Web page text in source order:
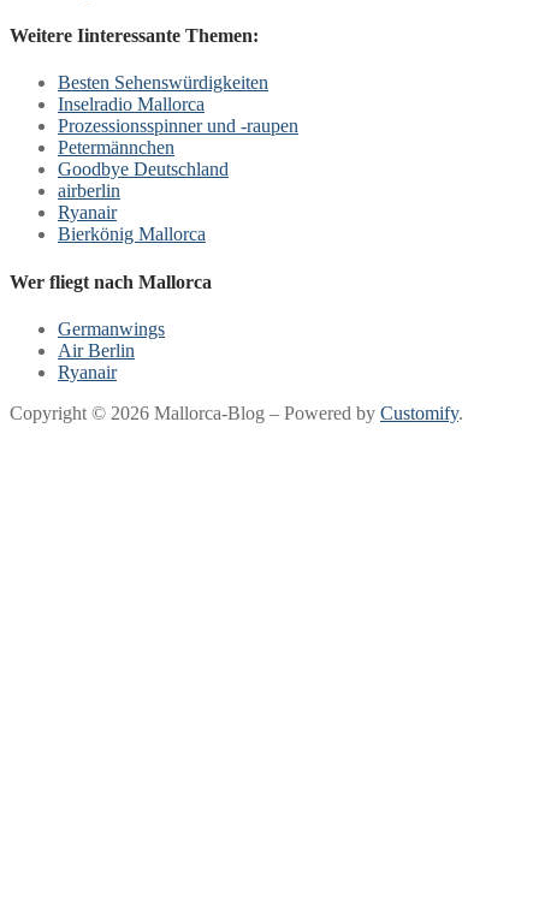
Weitere Iinteressante Themen:
Besten Sehenswürdigkeiten
Inselradio Mallorca
Prozessionsspinner und -raupen
Petermännchen
Goodbye Deutschland
airberlin
Ryanair
Bierkönig Mallorca
Wer fliegt nach Mallorca
Germanwings
Air Berlin
Ryanair
Copyright © 2026 Mallorca-Blog – Powered by Customify.